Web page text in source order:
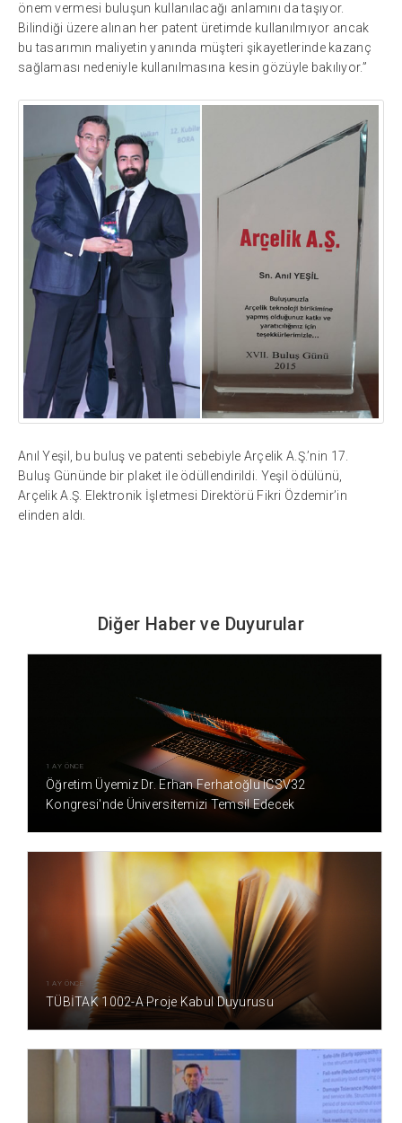
önem vermesi buluşun kullanılacağı anlamını da taşıyor.
Bilindiği üzere alınan her patent üretimde kullanılmıyor ancak
bu tasarımın maliyetin yanında müşteri şikayetlerinde kazanç
sağlaması nedeniyle kullanılmasına kesin gözüyle bakılıyor.”
Anıl Yeşil, bu buluş ve patenti sebebiyle Arçelik A.Ş.’nin 17.
Buluş Gününde bir plaket ile ödüllendirildi. Yeşil ödülünü,
Arçelik A.Ş. Elektronik İşletmesi Direktörü Fikri Özdemir’in
elinden aldı.
Diğer Haber ve Duyurular
1 AY ÖNCE
Öğretim Üyemiz Dr. Erhan Ferhatoğlu ICSV32
Kongresi'nde Üniversitemizi Temsil Edecek
1 AY ÖNCE
TÜBİTAK 1002-A Proje Kabul Duyurusu